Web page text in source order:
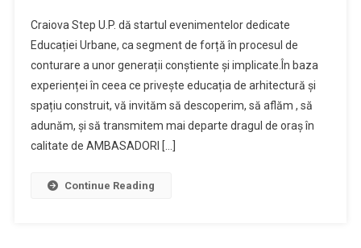
|
Atelier
În
Mișcare
Și
Craiova Step U.P. dă startul evenimentelor dedicate
Educației Urbane, ca segment de forță în procesul de
conturare a unor generații conștiente și implicate.În baza
experienței în ceea ce privește educația de arhitectură și
spațiu construit, vă invităm să descoperim, să aflăm , să
adunăm, și să transmitem mai departe dragul de oraș în
calitate de AMBASADORI […]
Continue Reading